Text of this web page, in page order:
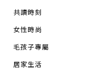
共讀時刻
女性時尚
毛孩子專屬
居家生活